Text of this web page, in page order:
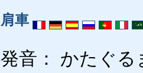
肩車
発音： かたぐる